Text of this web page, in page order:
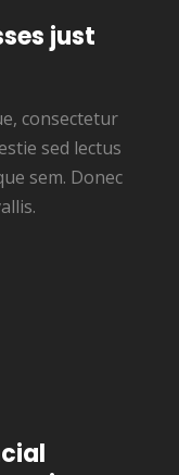
just
consectetur
sed lectus
sem. Donec